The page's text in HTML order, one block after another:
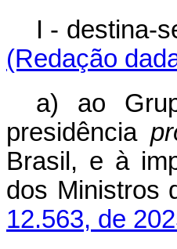
I - destina-
(Redação
a) ao
presidência
Brasil, e à
dos Ministros
12.563, de